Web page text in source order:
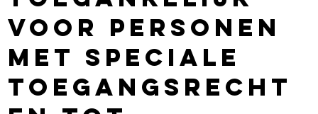
voor personen
met speciale
toegangsrecht